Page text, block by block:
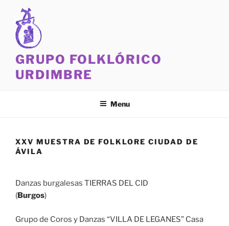
content
GRUPO FOLKLÓRICO
URDIMBRE
Menu
XXV MUESTRA DE FOLKLORE CIUDAD DE
ÁVILA
Danzas burgalesas TIERRAS DEL CID
( Burgos)
Grupo de Coros y Danzas “VILLA DE LEGANES” Casa